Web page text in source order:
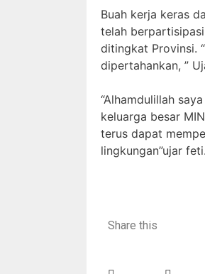
Buah kerja keras
telah
ditingkat Provinsi.
dipertahankan, ”
“Alhamdulillah
keluarga besar
terus dapat
lingkungan”ujar
Share this